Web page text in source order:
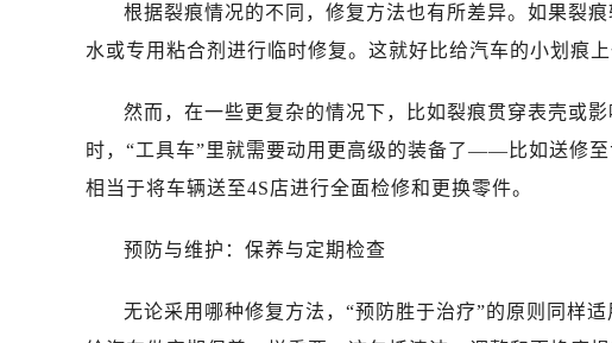
根据裂痕情况的不同，修复方法也有所差异。如果裂
水或专用粘合剂进行临时修复。这就好比给汽车的小划痕
然而，在一些更复杂的情况下，比如裂痕贯穿表壳或
时，“工具车”里就需要动用更高级的装备了——比如送修
相当于将车辆送至4S店进行全面检修和更换零件。
预防与维护：保养与定期检查
无论采用哪种修复方法，“预防胜于治疗”的原则同样